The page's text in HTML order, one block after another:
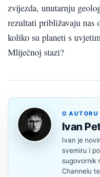
zvijezda, unutarnju
rezultati približavaju nas
koliko su planeti s
Mliječnoj stazi?
O AUTORU
Ivan
Ivan je
svemiru i
sugovornik
Channelu